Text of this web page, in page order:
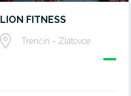
LION FITNESS
Trenčín - Zlatovce